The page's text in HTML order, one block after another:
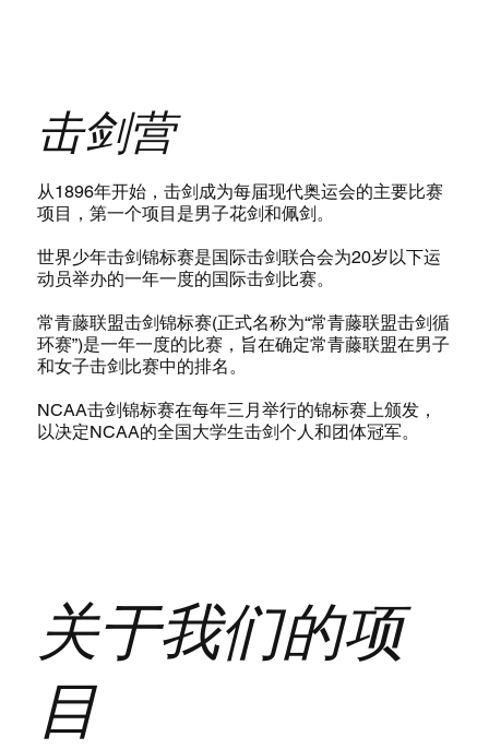
击剑营
从1896年开始，击剑成为每届现代奥运会的主要比赛
项目，第一个项目是男子花剑和佩剑。
世界少年击剑锦标赛是国际击剑联合会为20岁以下运
动员举办的一年一度的国际击剑比赛。
常青藤联盟击剑锦标赛(正式名称为“常青藤联盟击剑循
环赛”)是一年一度的比赛，旨在确定常青藤联盟在男子
和女子击剑比赛中的排名。
NCAA击剑锦标赛在每年三月举行的锦标赛上颁发，
以决定NCAA的全国大学生击剑个人和团体冠军。
关于我们的项
目